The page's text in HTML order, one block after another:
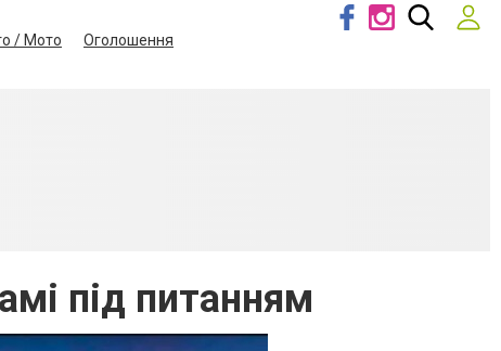
/ Мото Оголошення
під питанням